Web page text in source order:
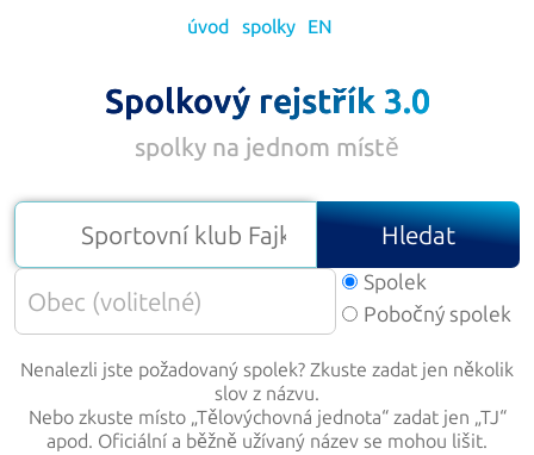
úvod spolky EN
Spolkový rejstřík 3.0
spolky na jednom místě
Hledat
Spolek
Pobočný spolek
Nenalezli jste požadovaný spolek? Zkuste zadat jen několik
slov z názvu.
Nebo zkuste místo „Tělovýchovná jednota“ zadat jen „TJ“
apod. Oficiální a běžně užívaný název se mohou lišit.